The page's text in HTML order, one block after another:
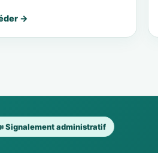
→
Signalement administratif